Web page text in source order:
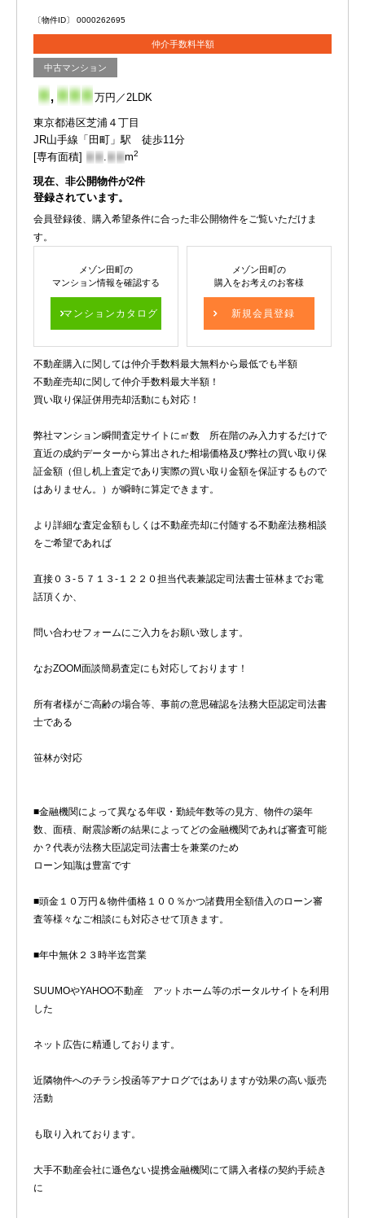
〔物件ID〕 0000262695
仲介手数料半額
中古マンション
- ,- - - 万円／2LDK
東京都港区芝浦４丁目
JR山手線「田町」駅 徒歩11分
[専有面積] - - .- - m2
現在、非公開物件が2件
登録されています。
会員登録後、購入希望条件に合った非公開物件をご覧いただけま
す。
メゾン田町の
マンション情報を確認する
マンションカタログ
メゾン田町の
購入をお考えのお客様
新規会員登録
不動産購入に関しては仲介手数料最大無料から最低でも半額
不動産売却に関して仲介手数料最大半額！
買い取り保証併用売却活動にも対応！
弊社マンション瞬間査定サイトに㎡数 所在階のみ入力するだけで
直近の成約データーから算出された相場価格及び弊社の買い取り保
証金額（但し机上査定であり実際の買い取り金額を保証するもので
はありません。）が瞬時に算定できます。
より詳細な査定金額もしくは不動産売却に付随する不動産法務相談
をご希望であれば
直接０３-５７１３-１２２０担当代表兼認定司法書士笹林までお電
話頂くか、
問い合わせフォームにご入力をお願い致します。
なおZOOM面談簡易査定にも対応しております！
所有者様がご高齢の場合等、事前の意思確認を法務大臣認定司法書
士である
笹林が対応
■金融機関によって異なる年収・勤続年数等の見方、物件の築年
数、面積、耐震診断の結果によってどの金融機関であれば審査可能
か？代表が法務大臣認定司法書士を兼業のため
ローン知識は豊富です
■頭金１０万円＆物件価格１００％かつ諸費用全額借入のローン審
査等様々なご相談にも対応させて頂きます。
■年中無休２３時半迄営業
SUUMOやYAHOO不動産 アットホーム等のポータルサイトを利用
した
ネット広告に精通しております。
近隣物件へのチラシ投函等アナログではありますが効果の高い販売
活動
も取り入れております。
大手不動産会社に遜色ない提携金融機関にて購入者様の契約手続き
に